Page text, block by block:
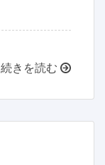
続きを読む